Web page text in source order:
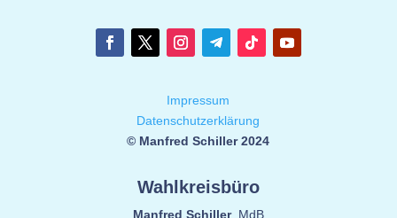
Impressum
Datenschutzerklärung
© Manfred Schiller 2024
Wahlkreisbüro
Manfred Schiller, MdB